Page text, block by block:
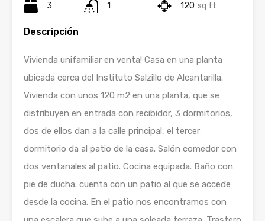
3 1 120 sq ft
Descripción
Vivienda unifamiliar en venta! Casa en una planta
ubicada cerca del Instituto Salzillo de Alcantarilla.
Vivienda con unos 120 m2 en una planta, que se
distribuyen en entrada con recibidor, 3 dormitorios,
dos de ellos dan a la calle principal, el tercer
dormitorio da al patio de la casa. Salón comedor con
dos ventanales al patio. Cocina equipada. Baño con
pie de ducha. cuenta con un patio al que se accede
desde la cocina. En el patio nos encontramos con